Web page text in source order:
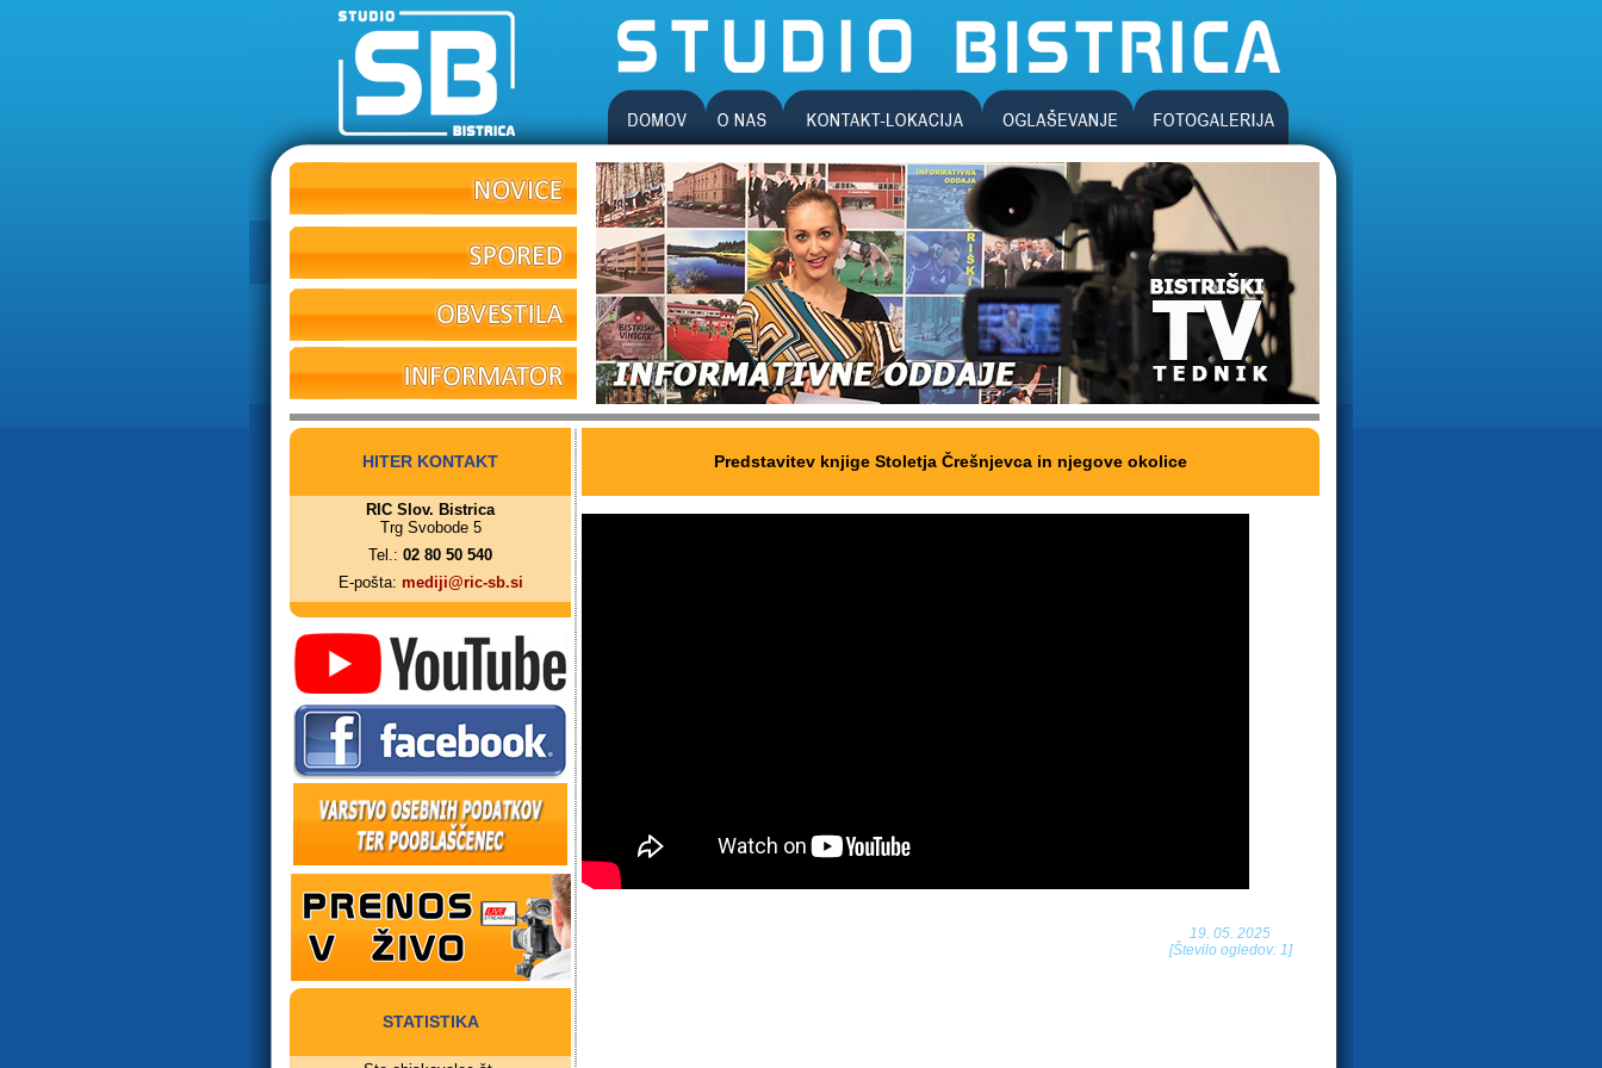
HITER KONTAKT
RIC Slov. Bistrica
Trg Svobode 5
Tel.: 02 80 50 540
E-pošta: mediji@ric-sb.si
STATISTIKA
Predstavitev knjige Stoletja Črešnjevca in njegove okolice
19. 05. 2025
[Število ogledov: 1]